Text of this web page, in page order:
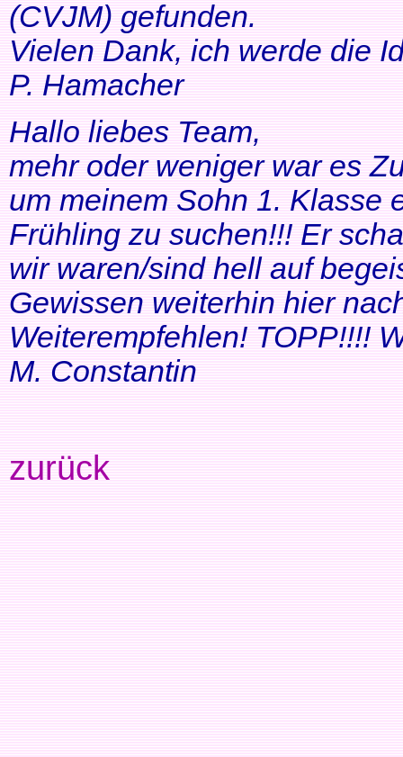
(CVJM) gefunden.
Vielen Dank, ich werde die
P. Hamacher
Hallo liebes Team,
mehr oder weniger war es
um meinem Sohn 1. Klasse
Frühling zu suchen!!! Er
wir waren/sind hell auf
Gewissen weiterhin hier
Weiterempfehlen! TOPP!!!!
M. Constantin
zurück